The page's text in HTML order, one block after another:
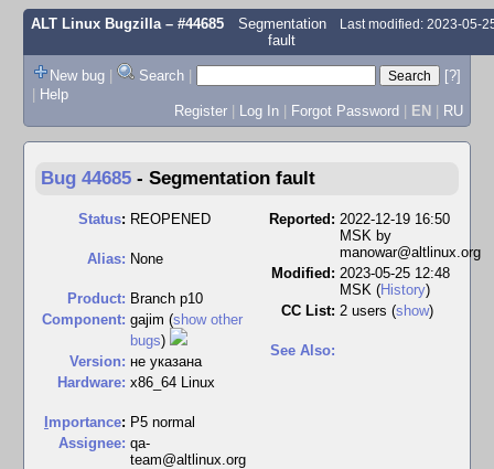
ALT Linux Bugzilla– #44685
Segmentation
fault
Last modified: 2023-05-
New bug | Search |
[?]
| Help
Register | Log In | Forgot Password | EN | RU
Bug 44685 - Segmentation fault
Status: REOPENED
Alias: None
Product: Branch p10
Component: gajim (show other
bugs)
Version: не указана
Hardware: x86_64 Linux
mportance: P5 normal
Assignee: qa-
team@altlinux.org
Reported: 2022-12-19 16:50
MSK by
manowar@altlinux.org
Modified: 2023-05-25 12:48
MSK (History)
CC List: 2 users (show)
See Also: